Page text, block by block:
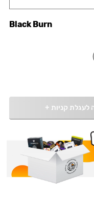
Black Burn
לעגלת קניות +